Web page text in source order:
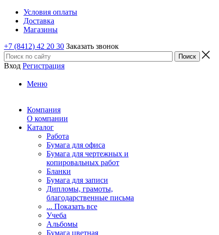
Условия оплаты
Доставка
Магазины
+7 (8412) 42 20 30 Заказать звонок
Вход Регистрация
Меню
Компания
О компании
Каталог
Работа
Бумага для офиса
Бумага для чертежных и
копировальных работ
Бланки
Бумага для записи
Дипломы, грамоты,
благодарственные письма
... Показать все
Учеба
Альбомы
Бумага цветная